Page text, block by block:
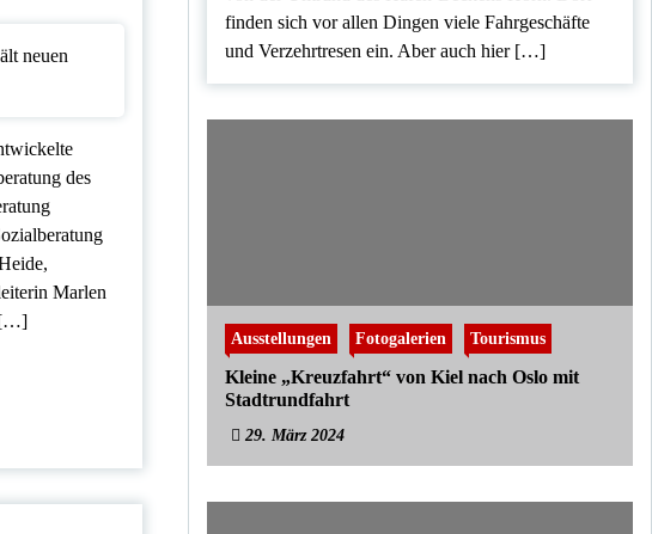
des
Marlen
[…]
finden sich vor allen Dingen viele Fahrgeschäfte
und Verzehrtresen ein. Aber auch hier […]
Ausstellungen Fotogalerien Tourismus
Kleine „Kreuzfahrt“ von Kiel nach Oslo mit
Stadtrundfahrt
29. März 2024